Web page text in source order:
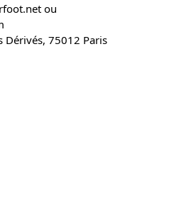
ou
Dérivés, 75012 Paris